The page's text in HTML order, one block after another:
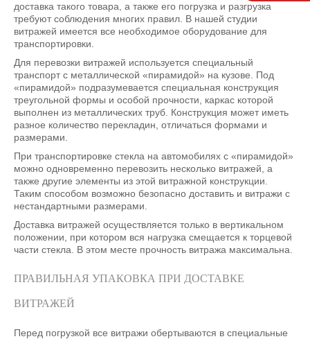
доставка такого товара, а также его погрузка и разгрузка
требуют соблюдения многих правил. В нашей студии
витражей имеется все необходимое оборудование для
транспортировки.
Для перевозки витражей используется специальный
транспорт с металлической «пирамидой» на кузове. Под
«пирамидой» подразумевается специальная конструкция
треугольной формы и особой прочности, каркас которой
выполнен из металлических труб. Конструкция может иметь
разное количество перекладин, отличаться формами и
размерами.
При транспортировке стекла на автомобилях с «пирамидой»
можно одновременно перевозить несколько витражей, а
также другие элементы из этой витражной конструкции.
Таким способом возможно безопасно доставить и витражи с
нестандартными размерами.
Доставка витражей осуществляется только в вертикальном
положении, при котором вся нагрузка смещается к торцевой
части стекла. В этом месте прочность витража максимальна.
ПРАВИЛЬНАЯ УПАКОВКА ПРИ ДОСТАВКЕ
ВИТРАЖЕЙ
Перед погрузкой все витражи обертываются в специальные